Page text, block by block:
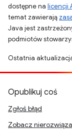
dostępne na licencji
temat zawierają
Java jest
podmiotów
Ostatnia
Opublikuj coś
Zgłoś błąd
Zobacz